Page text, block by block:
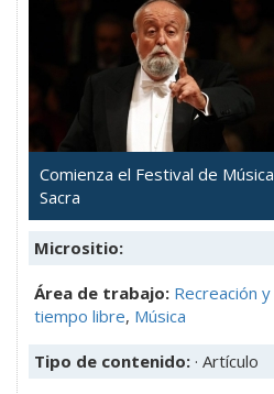
Comienza el Festival de Música
Sacra
Micrositio:
Área de trabajo: Recreación y
tiempo libre, Música
Tipo de contenido: · Artículo